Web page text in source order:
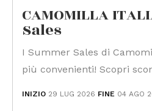
CAMOMILLA
Sales
I Summer Sales di
più convenienti! Scopri
INIZIO 29 LUG 2026 FINE 04 AGO